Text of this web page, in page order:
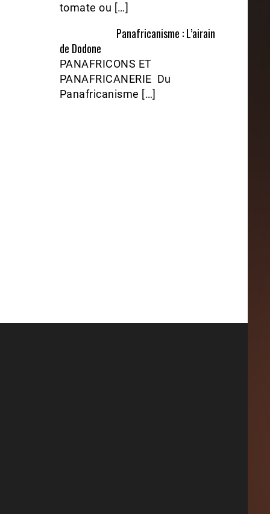
tomate ou […]
Panafricanisme : L’airain
de Dodone
PANAFRICONS ET
PANAFRICANERIE Du
Panafricanisme […]